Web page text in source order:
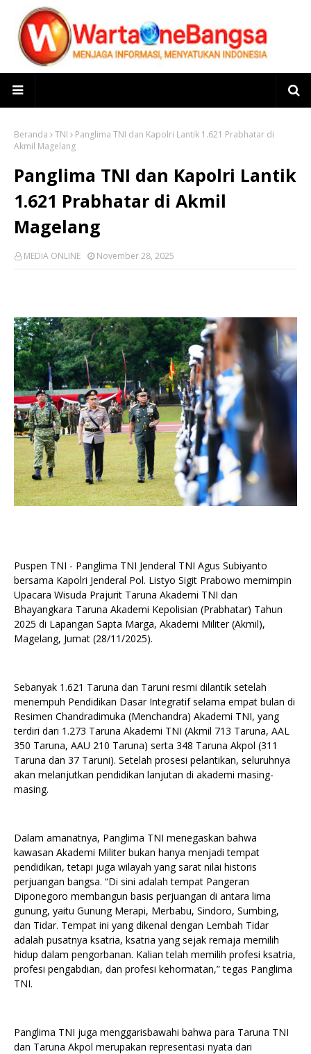
Beranda TNI
Panglima TNI dan Kapolri Lantik 1.621 Prabhatar di
Akmil Magelang
Panglima TNI dan Kapolri Lantik
1.621 Prabhatar di Akmil
Magelang
MEDIA ONLINE November 28, 2025
Puspen TNI - Panglima TNI Jenderal TNI Agus Subiyanto
bersama Kapolri Jenderal Pol. Listyo Sigit Prabowo memimpin
Upacara Wisuda Prajurit Taruna Akademi TNI dan
Bhayangkara Taruna Akademi Kepolisian (Prabhatar) Tahun
2025 di Lapangan Sapta Marga, Akademi Militer (Akmil),
Magelang, Jumat (28/11/2025).
Sebanyak 1.621 Taruna dan Taruni resmi dilantik setelah
menempuh Pendidikan Dasar Integratif selama empat bulan di
Resimen Chandradimuka (Menchandra) Akademi TNI, yang
terdiri dari 1.273 Taruna Akademi TNI (Akmil 713 Taruna, AAL
350 Taruna, AAU 210 Taruna) serta 348 Taruna Akpol (311
Taruna dan 37 Taruni). Setelah prosesi pelantikan, seluruhnya
akan melanjutkan pendidikan lanjutan di akademi masing-
masing.
Dalam amanatnya, Panglima TNI menegaskan bahwa
kawasan Akademi Militer bukan hanya menjadi tempat
pendidikan, tetapi juga wilayah yang sarat nilai historis
perjuangan bangsa. “Di sini adalah tempat Pangeran
Diponegoro membangun basis perjuangan di antara lima
gunung, yaitu Gunung Merapi, Merbabu, Sindoro, Sumbing,
dan Tidar. Tempat ini yang dikenal dengan Lembah Tidar
adalah pusatnya ksatria, ksatria yang sejak remaja memilih
hidup dalam pengorbanan. Kalian telah memilih profesi ksatria,
profesi pengabdian, dan profesi kehormatan,” tegas Panglima
TNI.
Panglima TNI juga menggarisbawahi bahwa para Taruna TNI
dan Taruna Akpol merupakan representasi nyata dari